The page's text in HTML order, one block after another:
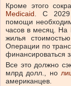
Кроме этого
Medicaid . С 2029
помощи
часов в месяц. На
жилья
Операции по
финансироваться
Все это должно
млрд долл., но
американцев.